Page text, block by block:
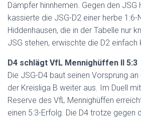
Dämpfer hinnhemen. Gegen den JSG
kassierte die JSG-D2 einer herbe 1:6-
Hiddenhausen, die in der Tabelle nur
JSG stehen, erwischte die D2 einfach
D4 schlägt VfL Mennighüffen II 5:3
Die JSG-D4 baut seinen Vorsprung
der Kreisliga B weiter aus. Im Duell
Reserve des VfL Mennighüffen
einen 5:3-Erfolg. Die D4 trotze gegen